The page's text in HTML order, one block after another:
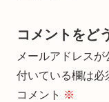
コメントをど
メールアドレスが
付いている欄は必
コメント ※